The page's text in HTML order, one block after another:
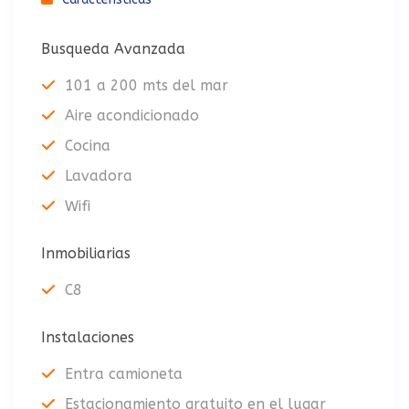
Busqueda Avanzada
101 a 200 mts del mar
Aire acondicionado
Cocina
Lavadora
Wifi
Inmobiliarias
C8
Instalaciones
Entra camioneta
Estacionamiento gratuito en el lugar